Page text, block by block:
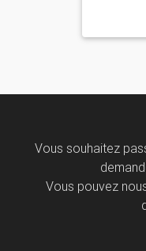
Vous souhaitez
Vous pouvez